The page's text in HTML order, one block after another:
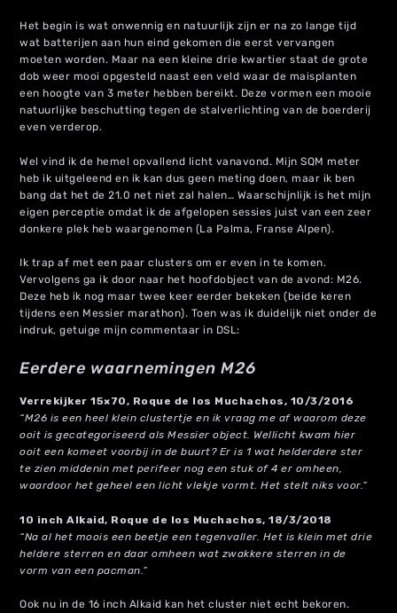
Het begin is wat onwennig en natuurlijk zijn er na zo lange tijd
wat batterijen aan hun eind gekomen die eerst vervangen
moeten worden. Maar na een kleine drie kwartier staat de grote
dob weer mooi opgesteld naast een veld waar de maisplanten
een hoogte van 3 meter hebben bereikt. Deze vormen een mooie
natuurlijke beschutting tegen de stalverlichting van de boerderij
even verderop.
Wel vind ik de hemel opvallend licht vanavond. Mijn SQM meter
heb ik uitgeleend en ik kan dus geen meting doen, maar ik ben
bang dat het de 21.0 net niet zal halen… Waarschijnlijk is het mijn
eigen perceptie omdat ik de afgelopen sessies juist van een zeer
donkere plek heb waargenomen (La Palma, Franse Alpen).
Ik trap af met een paar clusters om er even in te komen.
Vervolgens ga ik door naar het hoofdobject van de avond: M26.
Deze heb ik nog maar twee keer eerder bekeken (beide keren
tijdens een Messier marathon). Toen was ik duidelijk niet onder de
indruk, getuige mijn commentaar in DSL:
Eerdere waarnemingen M26
Verrekijker 15×70, Roque de los Muchachos, 10/3/2016
“M26 is een heel klein clustertje en ik vraag me af waarom deze
ooit is gecategoriseerd als Messier object. Wellicht kwam hier
ooit een komeet voorbij in de buurt? Er is 1 wat helderdere ster
te zien middenin met perifeer nog een stuk of 4 er omheen,
waardoor het geheel een licht vlekje vormt. Het stelt niks voor.”
10 inch Alkaid, Roque de los Muchachos, 18/3/2018
“Na al het moois een beetje een tegenvaller. Het is klein met drie
heldere sterren en daar omheen wat zwakkere sterren in de
vorm van een pacman.”
Ook nu in de 16 inch Alkaid kan het cluster niet echt bekoren.